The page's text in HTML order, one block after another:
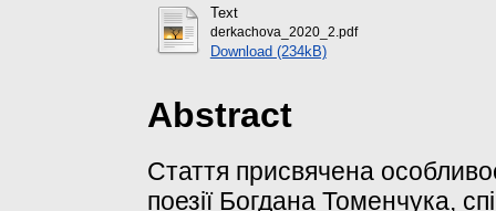
Text
derkachova_2020_2.pdf
Download (234kB)
Abstract
Стаття присвячена
поезії Богдана Томенчука,